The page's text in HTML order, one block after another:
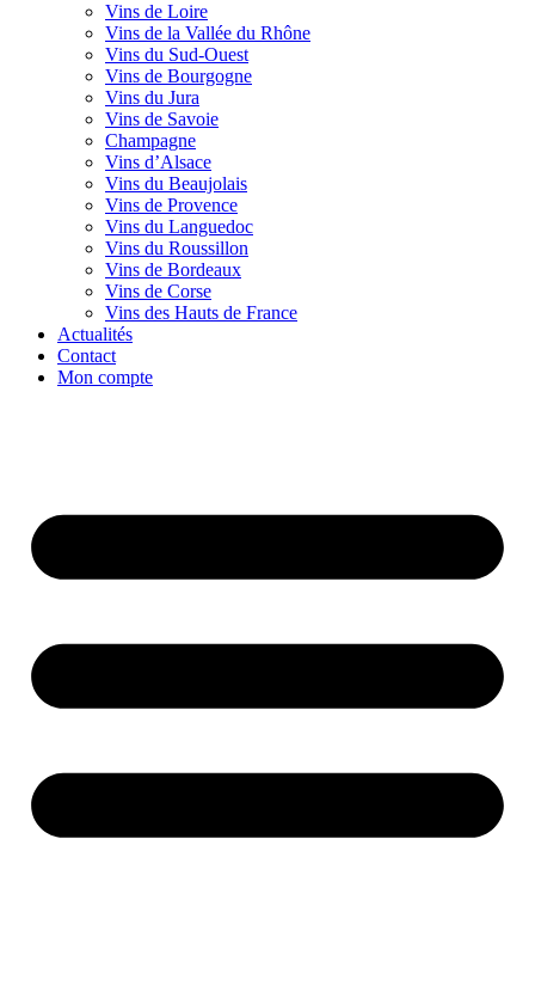
Vins de Loire
Vins de la Vallée du Rhône
Vins du Sud-Ouest
Vins de Bourgogne
Vins du Jura
Vins de Savoie
Champagne
Vins d’Alsace
Vins du Beaujolais
Vins de Provence
Vins du Languedoc
Vins du Roussillon
Vins de Bordeaux
Vins de Corse
Vins des Hauts de France
Actualités
Contact
Mon compte